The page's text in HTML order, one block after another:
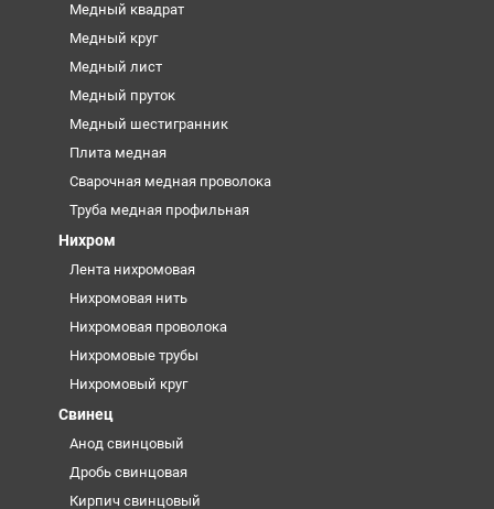
Медный квадрат
Медный круг
Медный лист
Медный пруток
Медный шестигранник
Плита медная
Сварочная медная проволока
Труба медная профильная
Нихром
Лента нихромовая
Нихромовая нить
Нихромовая проволока
Нихромовые трубы
Нихромовый круг
Свинец
Анод свинцовый
Дробь свинцовая
Кирпич свинцовый